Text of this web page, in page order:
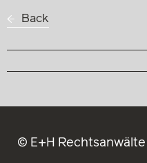
Back
© E+H Rechtsanwälte